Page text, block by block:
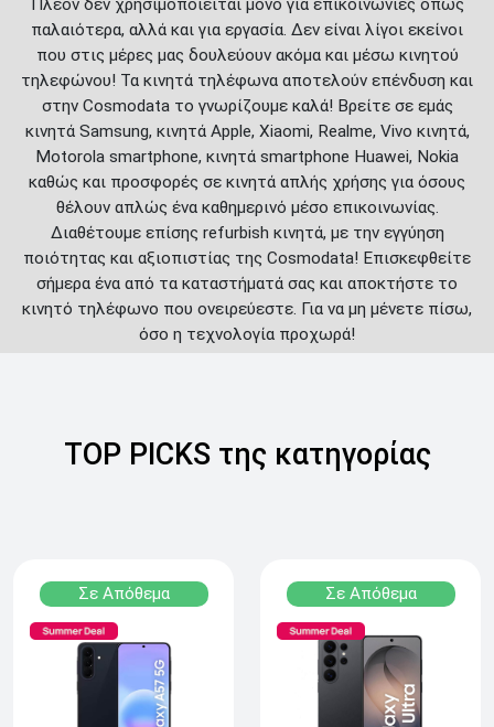
Πλέον δεν χρησιμοποιείται μόνο για επικοινωνίες όπως
παλαιότερα, αλλά και για εργασία. Δεν είναι λίγοι εκείνοι
που στις μέρες μας δουλεύουν ακόμα και μέσω κινητού
τηλεφώνου! Τα κινητά τηλέφωνα αποτελούν επένδυση και
στην Cosmodata το γνωρίζουμε καλά! Βρείτε σε εμάς
κινητά Samsung, κινητά Apple, Xiaomi, Realme, Vivo κινητά,
Motorola smartphone, κινητά smartphone Huawei, Nokia
καθώς και προσφορές σε κινητά απλής χρήσης για όσους
θέλουν απλώς ένα καθημερινό μέσο επικοινωνίας.
Διαθέτουμε επίσης refurbish κινητά, με την εγγύηση
ποιότητας και αξιοπιστίας της Cosmodata! Επισκεφθείτε
σήμερα ένα από τα καταστήματά σας και αποκτήστε το
κινητό τηλέφωνο που ονειρεύεστε. Για να μη μένετε πίσω,
όσο η τεχνολογία προχωρά!
TOP PICKS της κατηγορίας
Σε Απόθεμα Σε Απόθεμα